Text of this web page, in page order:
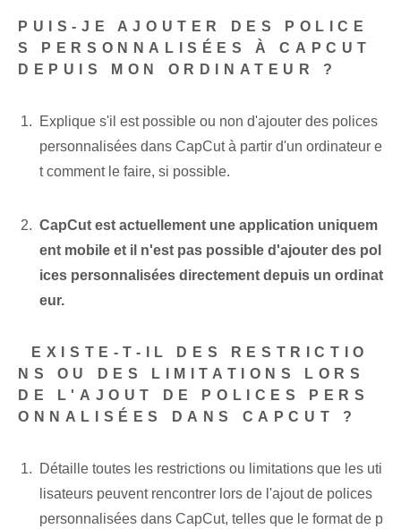
PUIS-JE AJOUTER DES POLICE
S PERSONNALISÉES À CAPCUT
DEPUIS MON ORDINATEUR ?
Explique s'il est possible ou non d'ajouter des polices
personnalisées dans CapCut à partir d'un ordinateur e
t comment le faire, si possible.
CapCut est actuellement une application uniquem
ent mobile et il n'est pas possible d'ajouter des pol
ices personnalisées directement depuis un ordinat
eur.
⁣ EXISTE-T-IL DES RESTRICTIO
NS OU DES LIMITATIONS LORS
DE L'AJOUT DE POLICES PERS
ONNALISÉES DANS CAPCUT ?
Détaille toutes les restrictions ou limitations que les uti
lisateurs peuvent rencontrer lors de l'ajout de polices
personnalisées dans CapCut, telles que le format de p